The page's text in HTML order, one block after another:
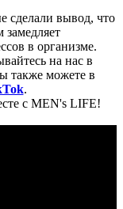
сделали вывод, что
замедляет
в организме.
на нас в
также можете в
.
с MEN's LIFE!